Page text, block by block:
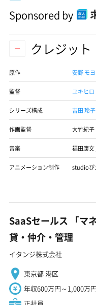
Sponsored by
クレジット
原作 安野 モ
監督 ユキヒロ
シリーズ構成 吉田 玲子
作画監督 大竹紀子
音楽 福田康文
アニメーション制作 studioぴ
SaaSセールス 「マ
貸・仲介・管理
イタンジ株式会社
東京都 港区
年収600万円～1,000万円